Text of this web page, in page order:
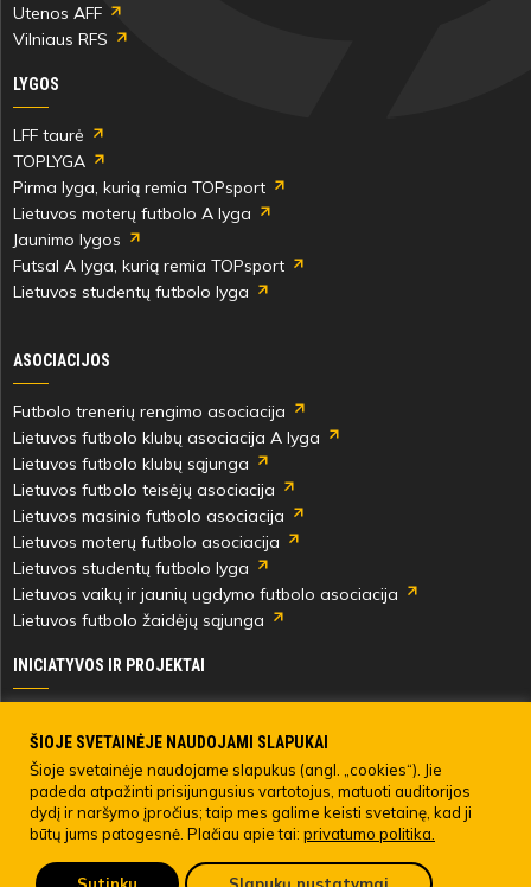
Utenos AFF
Vilniaus RFS
LYGOS
LFF taurė
TOPLYGA
Pirma lyga, kurią remia TOPsport
Lietuvos moterų futbolo A lyga
Jaunimo lygos
Futsal A lyga, kurią remia TOPsport
Lietuvos studentų futbolo lyga
ASOCIACIJOS
Futbolo trenerių rengimo asociacija
Lietuvos futbolo klubų asociacija A lyga
Lietuvos futbolo klubų sąjunga
Lietuvos futbolo teisėjų asociacija
Lietuvos masinio futbolo asociacija
Lietuvos moterų futbolo asociacija
Lietuvos studentų futbolo lyga
Lietuvos vaikų ir jaunių ugdymo futbolo asociacija
Lietuvos futbolo žaidėjų sąjunga
INICIATYVOS IR PROJEKTAI
Paramos fondai
Medicinos centras
Live Your Goals
© 2022 LIETUVOS FUTBOLO FEDERACIJA. Visos teisės saugomos.
ŠIOJE SVETAINĖJE NAUDOJAMI SLAPUKAI
Šioje svetainėje naudojame slapukus (angl. „cookies“). Jie
padeda atpažinti prisijungusius vartotojus, matuoti auditorijos
dydį ir naršymo įpročius; taip mes galime keisti svetainę, kad ji
būtų jums patogesnė. Plačiau apie tai: privatumo politika.